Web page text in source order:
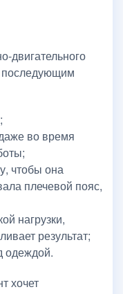
двигательного
последующим
во время
чтобы она
плечевой пояс,
нагрузки,
результат;
одеждой.
хочет